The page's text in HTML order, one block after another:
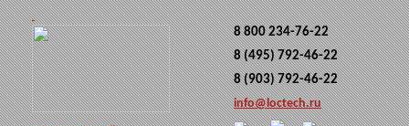
8 800 234-76-22
8 (495) 792-46-22
8 (903) 792-46-22
info@loctech.ru